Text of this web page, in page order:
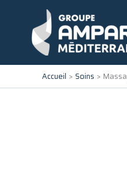
Accueil Soins